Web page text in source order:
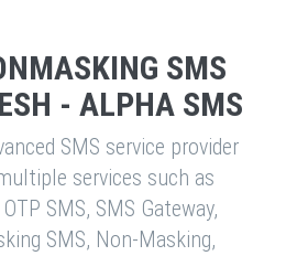
SMS
- ALPHA SMS
SMS service provider
services such as
SMS, SMS Gateway,
SMS, Non-Masking,